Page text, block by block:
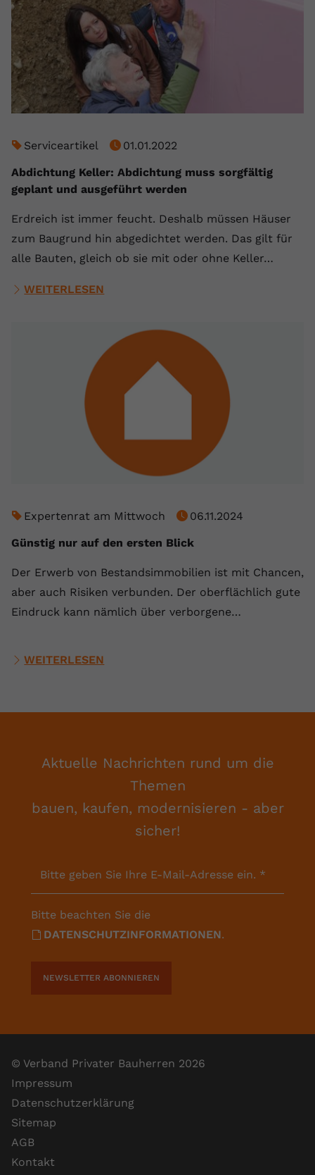
Serviceartikel
01.01.2022
Abdichtung Keller: Abdichtung muss sorgfältig
geplant und ausgeführt werden
Erdreich ist immer feucht. Deshalb müssen Häuser
zum Baugrund hin abgedichtet werden. Das gilt für
alle Bauten, gleich ob sie mit oder ohne Keller…
WEITERLESEN
Expertenrat am Mittwoch
06.11.2024
Günstig nur auf den ersten Blick
Der Erwerb von Bestandsimmobilien ist mit Chancen,
aber auch Risiken verbunden. Der oberflächlich gute
Eindruck kann nämlich über verborgene…
WEITERLESEN
Aktuelle Nachrichten rund um die
Themen
bauen, kaufen, modernisieren - aber
sicher!
Bitte geben Sie Ihre E-Mail-Adresse ein. *
Bitte beachten Sie die
DATENSCHUTZINFORMATIONEN.
NEWSLETTER ABONNIEREN
© Verband Privater Bauherren 2026
Impressum
Datenschutzerklärung
Sitemap
AGB
Kontakt